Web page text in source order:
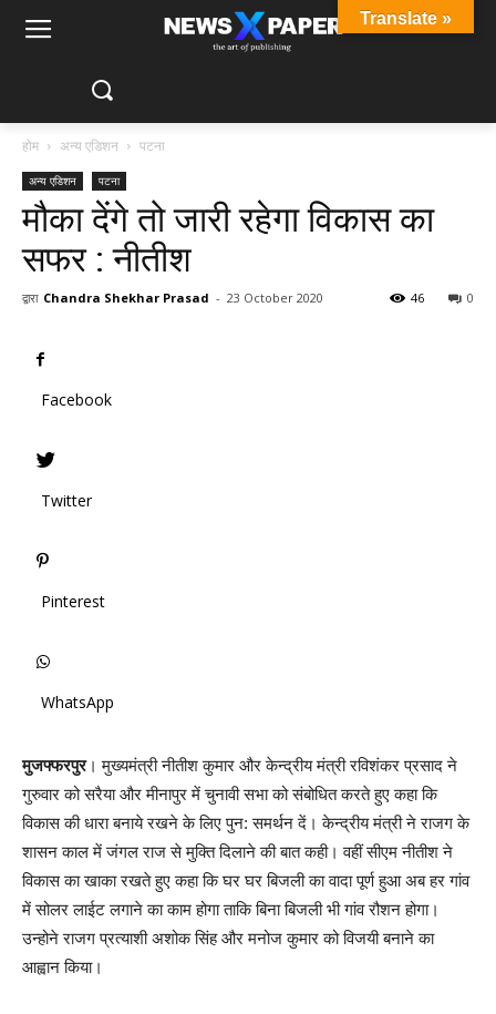
होम अन्य एडिशन पटना
अन्य एडिशन पटना
मौका देंगे तो जारी रहेगा विकास का
सफर : नीतीश
द्वारा Chandra Shekhar Prasad - 23 October 2020 0
46
Facebook
Twitter
Pinterest
WhatsApp
मुजफ्फरपुर। मुख्यमंत्री नीतीश कुमार और केन्द्रीय मंत्री रविशंकर प्रसाद ने
गुरुवार को सरैया और मीनापुर में चुनावी सभा को संबोधित करते हुए कहा कि
विकास की धारा बनाये रखने के लिए पुन: समर्थन दें। केन्द्रीय मंत्री ने राजग के
शासन काल में जंगल राज से मुक्ति दिलाने की बात कही। वहीं सीएम नीतीश ने
विकास का खाका रखते हुए कहा कि घर घर बिजली का वादा पूर्ण हुआ अब हर गांव
में सोलर लाईट लगाने का काम होगा ताकि बिना बिजली भी गांव रौशन होगा।
उन्होने राजग प्रत्याशी अशोक सिंह और मनोज कुमार को विजयी बनाने का
आह्वान किया।
Translate »